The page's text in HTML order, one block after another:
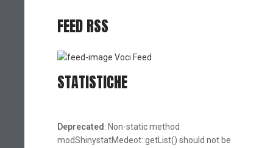
FEED RSS
Voci Feed
STATISTICHE
Deprecated : Non-static method
modShinystatMedeot::getList() should not be